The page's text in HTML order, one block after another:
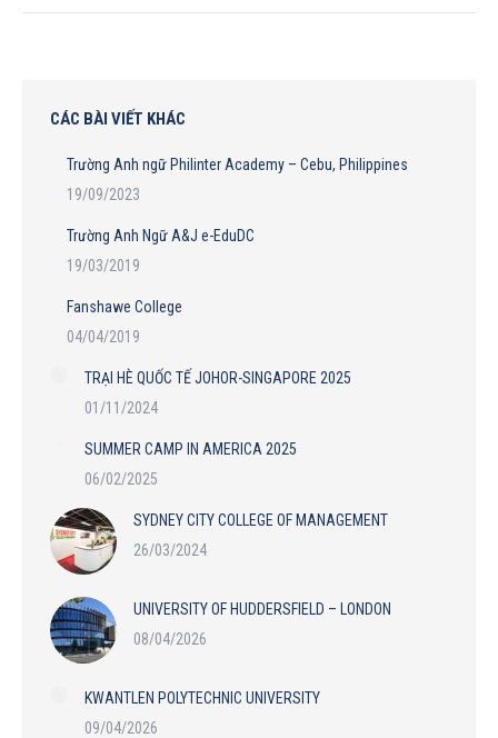
CÁC BÀI VIẾT KHÁC
Trường Anh ngữ Philinter Academy – Cebu, Philippines
19/09/2023
Trường Anh Ngữ A&J e-EduDC
19/03/2019
Fanshawe College
04/04/2019
TRẠI HÈ QUỐC TẾ JOHOR-SINGAPORE 2025
01/11/2024
SUMMER CAMP IN AMERICA 2025
06/02/2025
SYDNEY CITY COLLEGE OF MANAGEMENT
26/03/2024
UNIVERSITY OF HUDDERSFIELD – LONDON
08/04/2026
KWANTLEN POLYTECHNIC UNIVERSITY
09/04/2026